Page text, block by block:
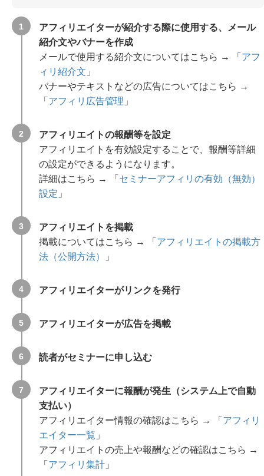
アフィリエイターが紹介する際に使用する、メール
紹介文やバナーを作成
メールで使用する紹介文についてはこちら → 「 アフ
ィリ紹介文 」
バナーやテキストなどの広告についてはこちら →
「 アフィリ広告管理 」
アフィリエイトの報酬等を設定
アフィリエイトを有効設定することで、報酬等詳細
の設定ができるようになります。
詳細はこちら → 「 セミナーアフィリの有効（無効）
設定 」
アフィリエイトを掲載
掲載についてはこちら → 「 アフィリエイトの掲載方
法（公開方法）
」
アフィリエイターがリンクを発行
アフィリエイターが広告を掲載
読者がセミナーに申し込む
アフィリエイターに報酬が発生（システム上で自動
支払い）
アフィリエイター情報の確認はこちら → 「 アフィリ
エイター一覧 」
アフィリエイトの売上や報酬などの確認はこちら →
「 アフィリ集計 」
スタートガイド
知識編
セミナーとは
シンプルモードとカスタムモードの違い